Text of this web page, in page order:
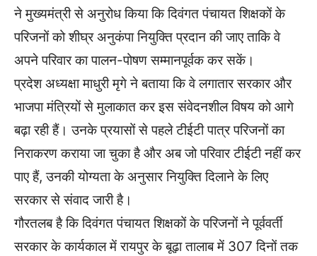
ने मुख्यमंत्री से अनुरोध किया कि दिवंगत पंचायत शिक्षकों के
परिजनों को शीघ्र अनुकंपा नियुक्ति प्रदान की जाए ताकि वे
अपने परिवार का पालन-पोषण सम्मानपूर्वक कर सकें।
प्रदेश अध्यक्षा माधुरी मृगे ने बताया कि वे लगातार सरकार और
भाजपा मंत्रियों से मुलाकात कर इस संवेदनशील विषय को आगे
बढ़ा रही हैं। उनके प्रयासों से पहले टीईटी पात्र परिजनों का
निराकरण कराया जा चुका है और अब जो परिवार टीईटी नहीं कर
पाए हैं, उनकी योग्यता के अनुसार नियुक्ति दिलाने के लिए
सरकार से संवाद जारी है।
गौरतलब है कि दिवंगत पंचायत शिक्षकों के परिजनों ने पूर्ववर्ती
सरकार के कार्यकाल में रायपुर के बूढ़ा तालाब में 307 दिनों तक